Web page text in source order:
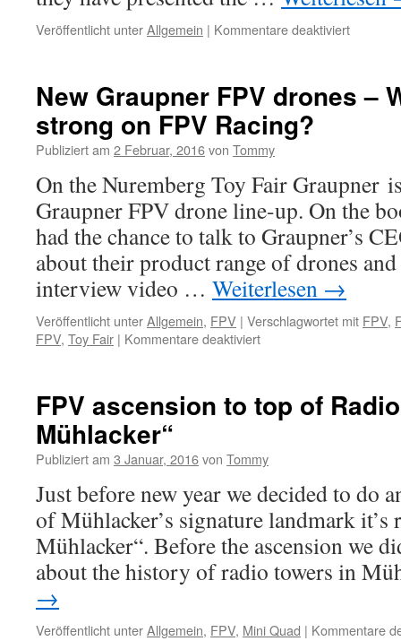
Veröffentlicht unterAllgemein | Kommentare deaktiviert
Drone
New Graupner FPV drones –
strong on FPV Racing?
Publiziert am 2 Februar, 2016von Tommy
On the Nuremberg Toy Fair Graupner
Graupner FPV drone line-up. On the
had the chance to talk to Graupner’s
about their product range of drones
interview video … Weiterlesen →
Veröffentlicht unterAllgemein, FPV | Verschlagwortet mit FPV,
FPV, Toy Fair | Kommentare deaktiviert
drones
they
grow
strong
on
Racing?
FPV ascension to top of
Mühlacker“
Publiziert am 3 Januar, 2016von Tommy
Just before new year we decided to do
of Mühlacker’s signature landmark it’s
Mühlacker“. Before the ascension we
about the history of radio towers in
→
Veröffentlicht unterAllgemein, FPV, Mini Quad | Kommentare